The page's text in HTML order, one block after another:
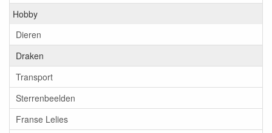
Hobby
Dieren
Draken
Transport
Sterrenbeelden
Franse Lelies